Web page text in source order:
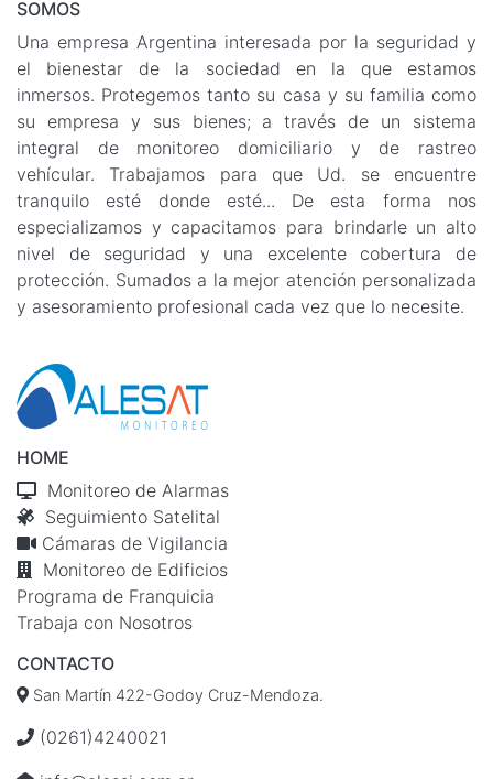
SOMOS
Una empresa Argentina interesada por la seguridad y
el bienestar de la sociedad en la que estamos
inmersos. Protegemos tanto su casa y su familia como
su empresa y sus bienes; a través de un sistema
integral de monitoreo domiciliario y de rastreo
vehícular. Trabajamos para que Ud. se encuentre
tranquilo esté donde esté... De esta forma nos
especializamos y capacitamos para brindarle un alto
nivel de seguridad y una excelente cobertura de
protección. Sumados a la mejor atención personalizada
y asesoramiento profesional cada vez que lo necesite.
HOME
Monitoreo de Alarmas
Seguimiento Satelital
Cámaras de Vigilancia
Monitoreo de Edificios
Programa de Franquicia
Trabaja con Nosotros
CONTACTO
San Martín 422-Godoy Cruz-Mendoza.
(0261)4240021